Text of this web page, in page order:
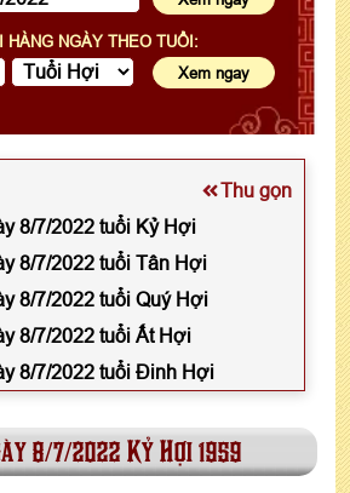
HÀNG NGÀY THEO TUỔI:
Thu gọn
8/7/2022 tuổi Kỷ Hợi
8/7/2022 tuổi Tân Hợi
8/7/2022 tuổi Quý Hợi
8/7/2022 tuổi Ất Hợi
8/7/2022 tuổi Đinh Hợi
8/7/2022 Kỷ Hợi 1959